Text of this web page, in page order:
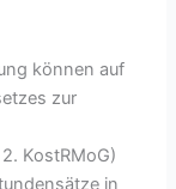
können auf
zur
KostRMoG)